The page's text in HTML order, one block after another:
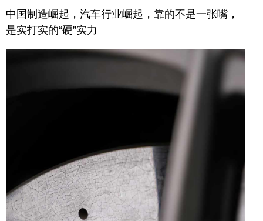
中国制造崛起，汽车行业崛起， 靠的不是一张嘴，
是实打实的“硬”实力